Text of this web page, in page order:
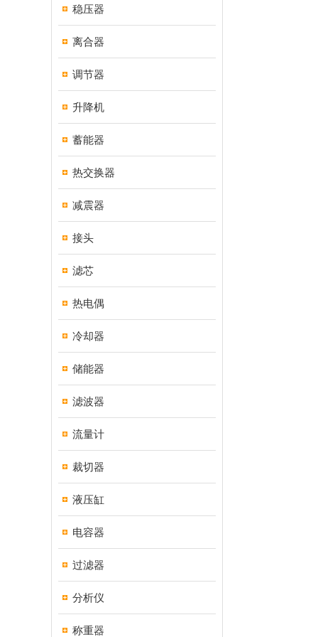
稳压器
离合器
调节器
升降机
蓄能器
热交换器
减震器
接头
滤芯
热电偶
冷却器
储能器
滤波器
流量计
裁切器
液压缸
电容器
过滤器
分析仪
称重器